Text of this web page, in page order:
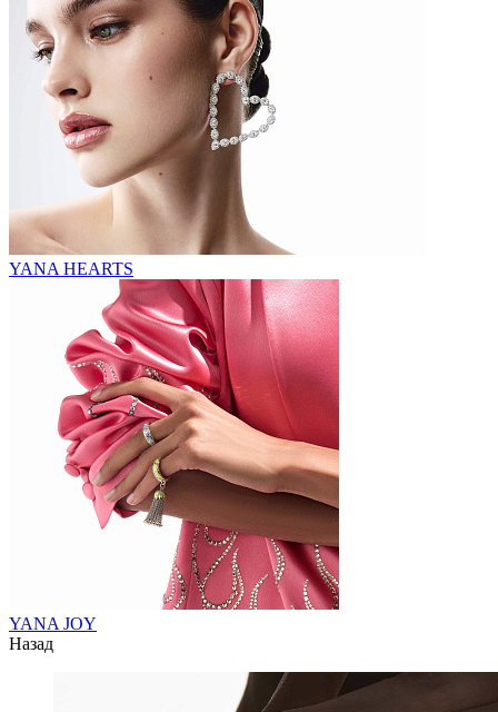
YANA HEARTS
YANA JOY
Назад